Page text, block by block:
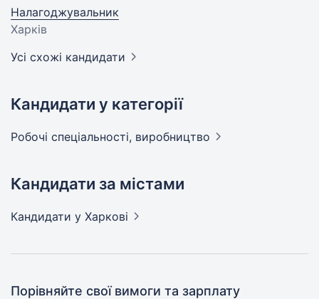
Налагоджувальник
Харків
Усі схожі кандидати
Кандидати у категорії
Робочі спеціальності, виробництво
Кандидати за містами
Кандидати у Харкові
Порівняйте свої вимоги та зарплату